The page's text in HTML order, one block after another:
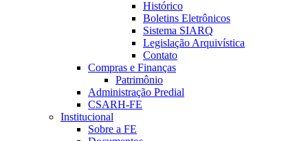
Histórico
Boletins Eletrônicos
Sistema SIARQ
Legislação Arquivística
Contato
Compras e Finanças
Patrimônio
Administração Predial
CSARH-FE
Institucional
Sobre a FE